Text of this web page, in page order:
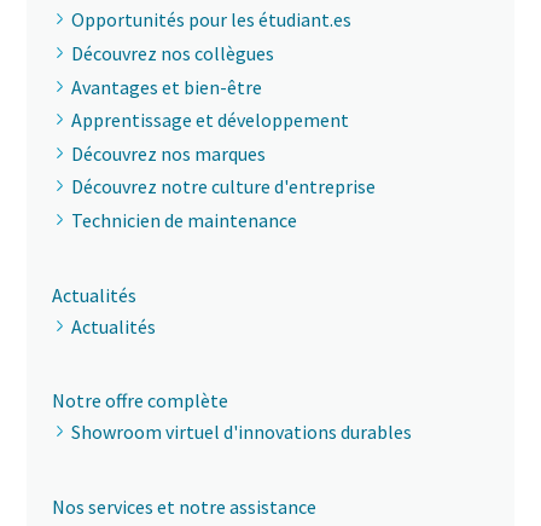
Opportunités pour les étudiant.es
Découvrez nos collègues
Avantages et bien-être
Apprentissage et développement
Découvrez nos marques
Découvrez notre culture d'entreprise
Technicien de maintenance
Actualités
Actualités
Notre offre complète
Showroom virtuel d'innovations durables
Nos services et notre assistance